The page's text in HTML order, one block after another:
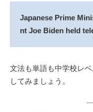
Japanese Prime
nt Joe Biden held
文法も単語も中学校レ
してみましょう。